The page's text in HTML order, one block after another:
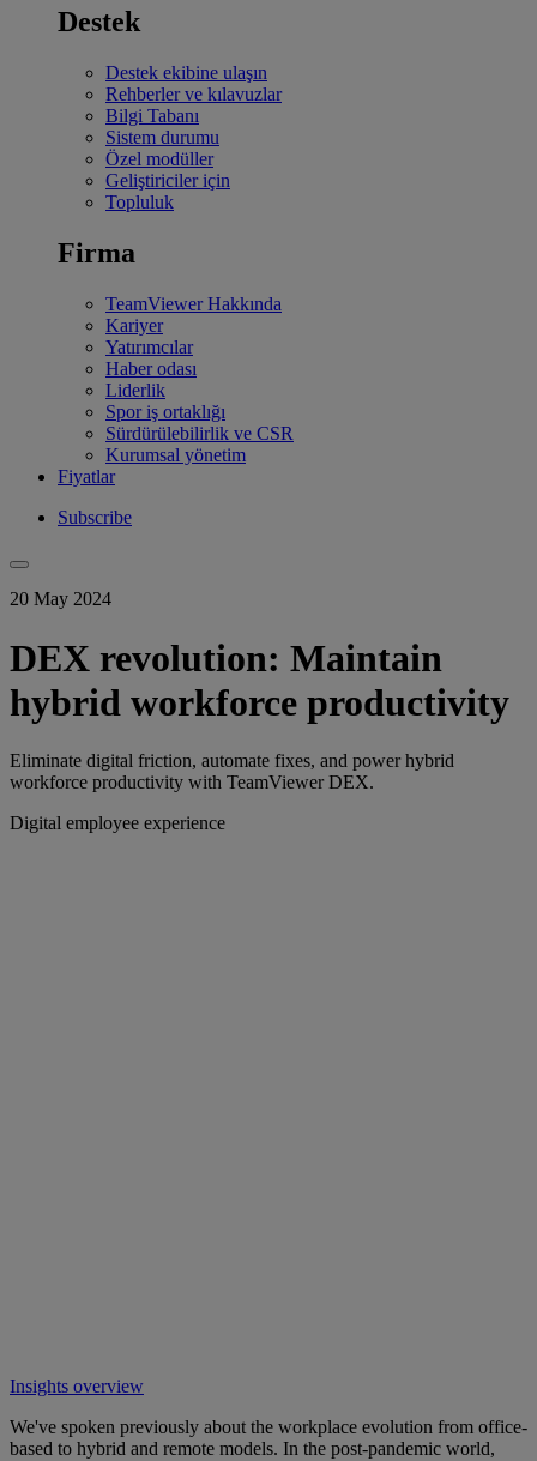
Destek
Destek ekibine ulaşın
Rehberler ve kılavuzlar
Bilgi Tabanı
Sistem durumu
Özel modüller
Geliştiriciler için
Topluluk
Firma
TeamViewer Hakkında
Kariyer
Yatırımcılar
Haber odası
Liderlik
Spor iş ortaklığı
Sürdürülebilirlik ve CSR
Kurumsal yönetim
Fiyatlar
Subscribe
20 May 2024
DEX revolution: Maintain
hybrid workforce productivity
Eliminate digital friction, automate fixes, and power hybrid
workforce productivity with TeamViewer DEX.
Digital employee experience
Insights overview
We've spoken previously about the workplace evolution from office-
based to hybrid and remote models. In the post-pandemic world,